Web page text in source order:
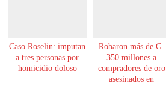
Caso Roselin: imputan
a tres personas por
homicidio doloso
Robaron más de G.
350 millones a
compradores de oro
asesinados en